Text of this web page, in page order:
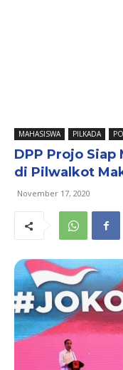
MAHASISWA PILKADA
DPP Projo Siap
di Pilwalkot
November 17, 2020